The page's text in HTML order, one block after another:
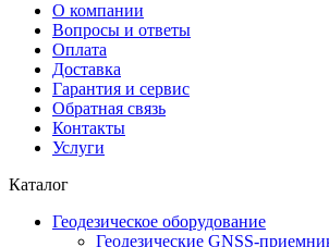
О компании
Вопросы и ответы
Оплата
Доставка
Гарантия и сервис
Обратная связь
Контакты
Услуги
Каталог
Геодезическое оборудование
Геодезические GNSS-